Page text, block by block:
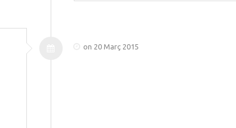
on 20 Març 2015